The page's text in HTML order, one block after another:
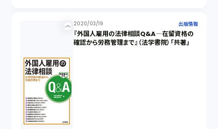
2020/03/19 出版情報
『外国人雇用の法律相談Q&A―在留資格の
確認から労務管理まで』（法学書院）「共著」